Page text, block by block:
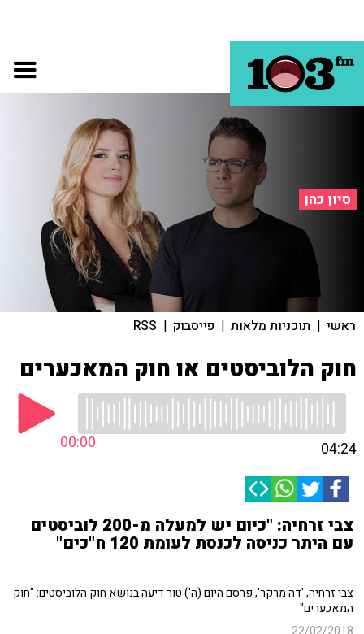
סיון כהן
ראשי | תוכניות מלאות | פייסבוק |
RSS
חוק הלוביסטים או חוק המאכערים
00:00 04:24
צבי זרחיה: "כיום יש למעלה מ-200 לוביסטים
עם היתר כניסה לכנסת לעומת 120 ח"כים"
צבי זרחיה, 'דה מרקר', פרסם היום (ה') טור דיעה בנושא חוק הלוביסטים: "חוק
המאכערים"